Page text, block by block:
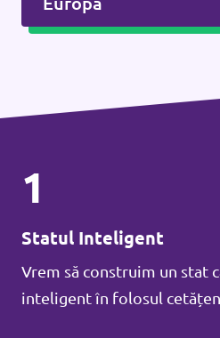
1
Statul Inteligent
Vrem să construim un stat
inteligent în folosul